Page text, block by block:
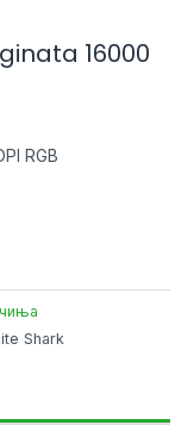
16000
RGB
Shark